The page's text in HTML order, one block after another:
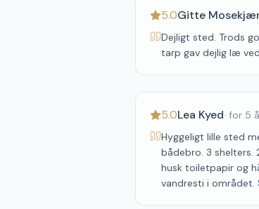
5.0Gitte
Dejligt sted. Trods
tarp gav dejlig læ
5.0Lea Kyed· for 5
Hyggeligt lille sted
bådebro. 3
husk toiletpapir og
vandresti i området.